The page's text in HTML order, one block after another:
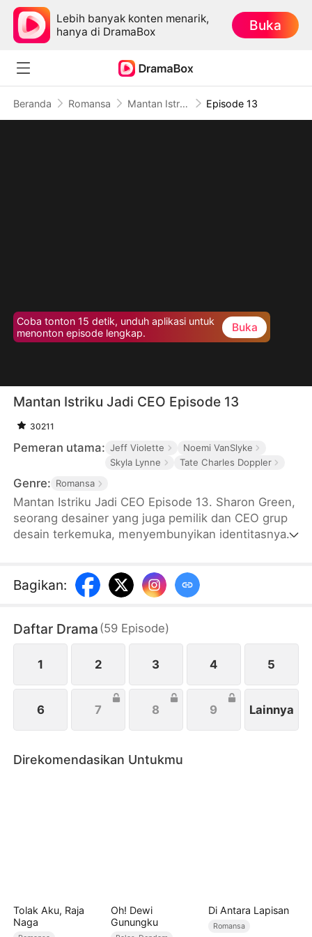
Lebih banyak konten menarik,
hanya di DramaBox
Buka
Beranda Romansa Mantan Istriku Jadi CEO Episode 13
Coba tonton 15 detik, unduh aplikasi untuk
menonton episode lengkap.
Buka
Mantan Istriku Jadi CEO Episode 13
30211
Pemeran utama: Jeff Violette
Noemi VanSlyke
Skyla Lynne
Tate Charles Doppler
Genre: Romansa
Mantan Istriku Jadi CEO Episode 13. Sharon Green,
seorang desainer yang juga pemilik dan CEO grup
desain terkemuka, menyembunyikan identitasnya
mendukung suaminya, dia mendapatkan
pengkhianatan dan penghinaan. Setelah bercerai,
gala, memutus kontrak kerja bisnis Martin dan
mendapatkan kembali pengaruhnya sebagai
seorang wanita yang kuat dan mandiri.
Bagikan:
Daftar Drama (59 Episode)
1 2 3 4 5
6 7 8 9 Lainnya
Direkomendasikan Untukmu
Tolak Aku, Raja
Naga
Oh! Dewi
Gunungku
Di Antara Lapisan
Romansa